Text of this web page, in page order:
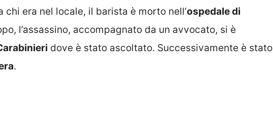
chi era nel locale, il barista è morto nell’ospedale di
l’assassino, accompagnato da un avvocato, si è
dove è stato ascoltato. Successivamente è stato
.